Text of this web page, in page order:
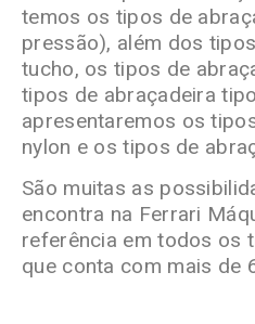
temos os tipos de
pressão), além dos
tucho, os tipos de
tipos de abraçadeira
apresentaremos os
nylon e os tipos de
São muitas as
encontra na Ferrari
referência em todos os
que conta com mais de